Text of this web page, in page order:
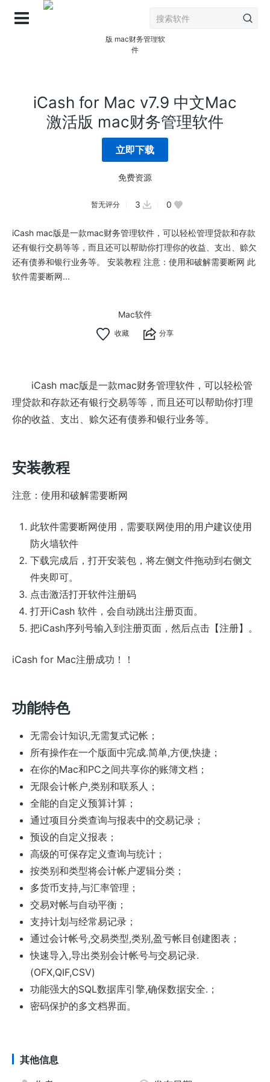
iCash for Mac v7.9 中文Mac
激活版 mac财务管理软件
立即下载
免费资源
暂无评分 3 0
iCash mac版是一款mac财务管理软件，可以轻松管理贷款和存款
还有银行交易等等，而且还可以帮助你打理你的收益、支出、赊欠
还有债券和银行业务等。 安装教程 注意：使用和破解需要断网 此
软件需要断网...
Mac软件
分享
iCash mac版是一款mac财务管理软件，可以轻松管
理贷款和存款还有银行交易等等，而且还可以帮助你打理
你的收益、支出、赊欠还有债券和银行业务等。
安装教程
注意：使用和破解需要断网
此软件需要断网使用，需要联网使用的用户建议使用
防火墙软件
下载完成后，打开安装包，将左侧文件拖动到右侧文
件夹即可。
点击激活打开软件注册码
打开iCash 软件，会自动跳出注册页面。
把iCash序列号输入到注册页面，然后点击【注册】。
iCash for Mac注册成功！！
功能特色
无需会计知识,无需复式记帐；
所有操作在一个版面中完成.简单,方便,快捷；
在你的Mac和PC之间共享你的账簿文档；
无限会计帐户,类别和联系人；
全能的自定义预算计算；
通过项目分类查询与报表中的交易记录；
预设的自定义报表；
高级的可保存定义查询与统计；
按类别和类型将会计帐户逻辑分类；
多货币支持,与汇率管理；
交易对帐与自动平衡；
支持计划与经常易记录；
通过会计帐号,交易类型,类别,盈亏帐目创建图表；
快速导入,导出类别会计帐号与交易记录.
(OFX,QIF,CSV)
功能强大的SQL数据库引擎,确保数据安全.；
密码保护的多文档界面。
其他信息